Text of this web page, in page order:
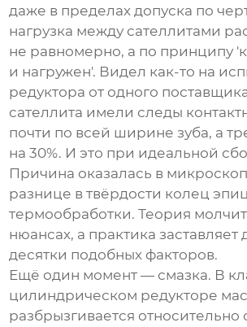
даже в пределах допуска по
нагрузка между сателлитами
не равномерно, а по принципу
и нагружен'. Видел как-то на
редуктора от одного
сателлита имели следы
почти по всей ширине зуба, а
на 30%. И это при идеальной
Причина оказалась в
разнице в твёрдости колец
термообработки. Теория молчит
нюансах, а практика заставляет
десятки подобных факторов.
Ещё один момент — смазка. В
цилиндрическом редукторе
разбрызгивается относительно